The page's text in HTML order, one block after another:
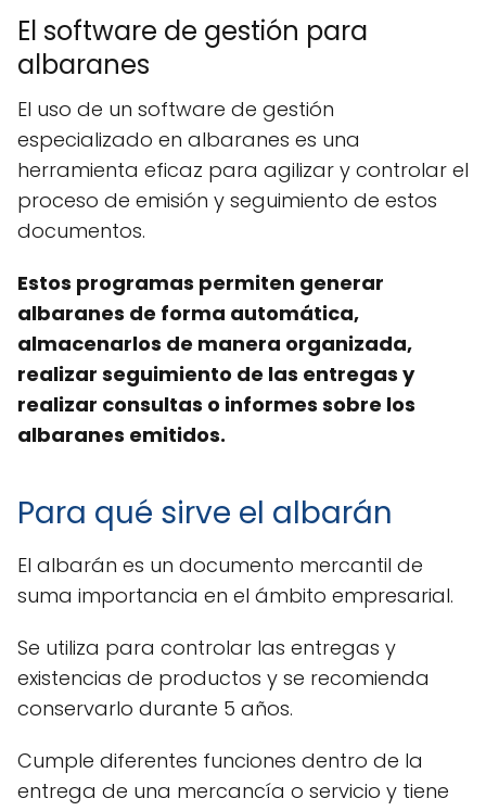
El software de gestión para
albaranes
El uso de un software de gestión
especializado en albaranes es una
herramienta eficaz para agilizar y controlar el
proceso de emisión y seguimiento de estos
documentos.
Estos programas permiten generar
albaranes de forma automática,
almacenarlos de manera organizada,
realizar seguimiento de las entregas y
realizar consultas o informes sobre los
albaranes emitidos.
Para qué sirve el albarán
El albarán es un documento mercantil de
suma importancia en el ámbito empresarial.
Se utiliza para controlar las entregas y
existencias de productos y se recomienda
conservarlo durante 5 años.
Cumple diferentes funciones dentro de la
entrega de una mercancía o servicio y tiene